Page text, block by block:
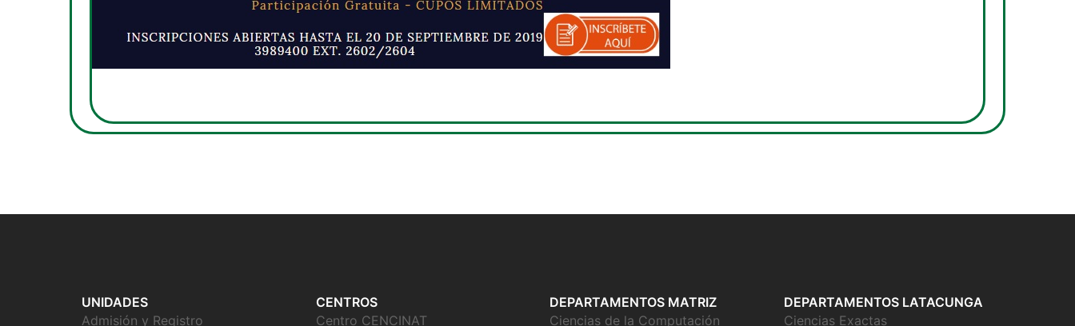
UNIDADES
Admisión y Registro
CENTROS
Centro CENCINAT
DEPARTAMENTOS MATRIZ
Ciencias de la Computación
DEPARTAMENTOS LATACUNGA
Ciencias Exactas